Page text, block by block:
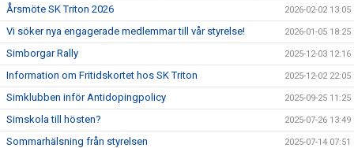
Årsmöte SK Triton 2026 2026-02-02 13:05
Vi söker nya engagerade medlemmar till vår styrelse! 2026-01-05 18:25
Simborgar Rally 2025-12-03 12:16
Information om Fritidskortet hos SK Triton 2025-12-02 22:05
Simklubben inför Antidopingpolicy 2025-09-25 11:25
Simskola till hösten? 2025-07-26 13:49
Sommarhälsning från styrelsen 2025-07-14 07:51